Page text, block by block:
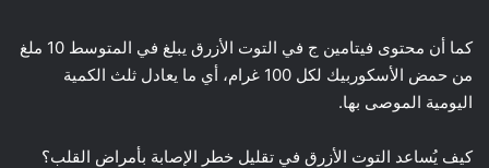
كما أن محتوى فيتامين ج في التوت الأزرق يبلغ في المتوسط 10 ملغ
من حمض الأسكوربيك لكل 100 غرام، أي ما يعادل ثلث الكمية
اليومية الموصى بها.
كيف يُساعد التوت الأزرق في تقليل خطر الإصابة بأمراض القلب؟